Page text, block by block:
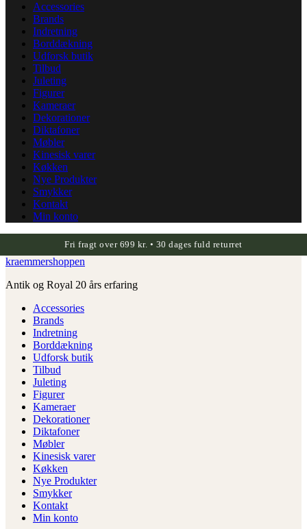
Accessories
Brands
Indretning
Borddækning
Udforsk butik
Tilbud
Juleting
Figurer
Kameraer
Dekorationer
Diktafoner
Møbler
Kinesisk varer
Køkken
Nye Produkter
Smykker
Kontakt
Min konto
Fri fragt over 699 kr. • 30 dages fuld returret
kraemmershoppen
Antik og Royal 20 års erfaring
Accessories
Brands
Indretning
Borddækning
Udforsk butik
Tilbud
Juleting
Figurer
Kameraer
Dekorationer
Diktafoner
Møbler
Kinesisk varer
Køkken
Nye Produkter
Smykker
Kontakt
Min konto